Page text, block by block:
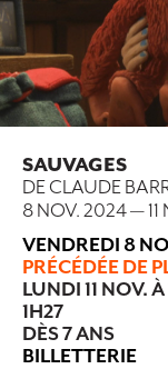
SAUVAGES
DE CLAUDE
8 NOV. 2024—
VENDREDI 8
PRÉCÉDÉE DE
LUNDI 11 NOV. À
1H27
DÈS 7 ANS
BILLETTERIE